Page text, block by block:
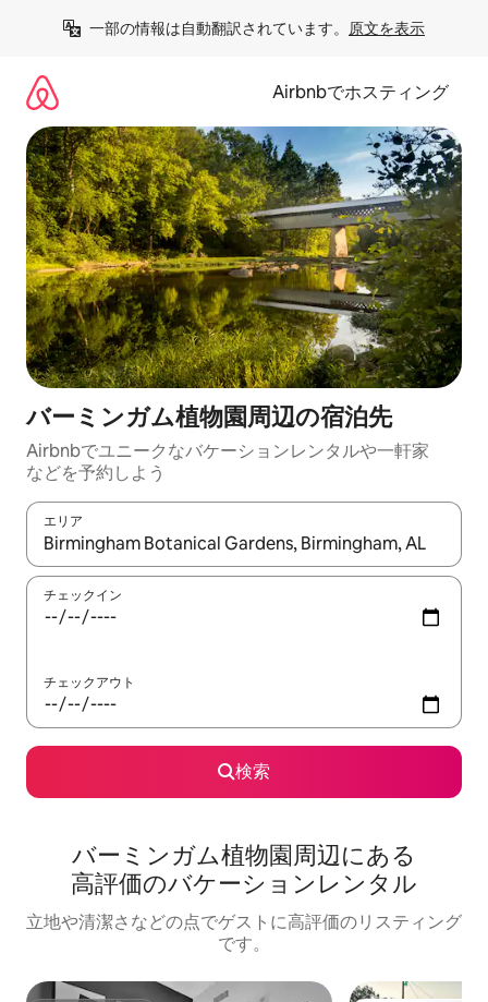
一部の情報は自動翻訳されています。 原文を表示
Airbnbでホスティング
バーミンガム植物園⁠周⁠辺⁠の宿⁠泊⁠先
Airbnbでユニークなバ⁠ケ⁠ー⁠シ⁠ョ⁠ンレ⁠ン⁠タ⁠ルや一⁠軒⁠家
な⁠ど⁠を予⁠約⁠し⁠よ⁠う
エリア
検索結果が表示されたら、上下の矢印キーを使って移動するか
チェックイン
チェックアウト
検索
バーミンガム植物園⁠周⁠辺⁠に⁠あ⁠る
高⁠評⁠価⁠のバ⁠ケ⁠ー⁠シ⁠ョ⁠ン⁠レ⁠ン⁠タ⁠ル
立地や清潔さなどの点でゲストに高評価のリスティング
です。